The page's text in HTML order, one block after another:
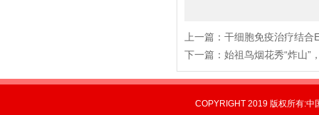
上一篇： 干细胞免疫治疗结合
下一篇： 始祖鸟烟花秀“炸山”
COPYRIGHT 2019 版权所有: